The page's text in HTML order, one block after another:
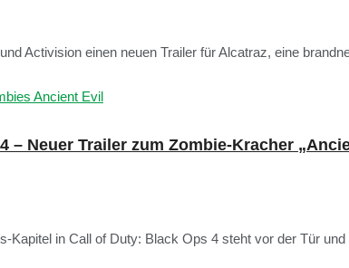
Activision einen neuen Trailer für Alcatraz, eine
– Neuer Trailer zum Zombie-Kracher
Kapitel in Call of Duty: Black Ops 4 steht vor der Tür